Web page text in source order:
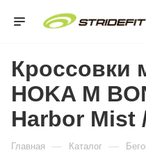
Кроссовки
HOKA M
Harbor Mist
Главная — Каталог —